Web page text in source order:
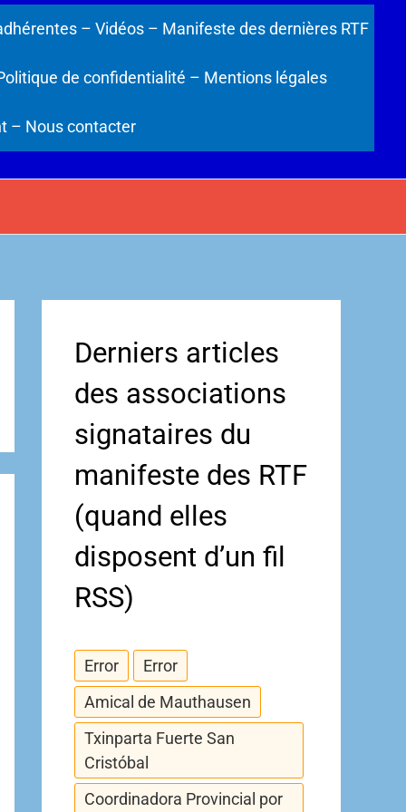
– Vidéos – Manifeste des dernières RTF
de confidentialité – Mentions légales
– Nous contacter
Derniers articles
des associations
signataires du
manifeste des RTF
(quand elles
disposent d’un fil
RSS)
Error
Error
Amical de Mauthausen
Txinparta Fuerte San
Cristóbal
Coordinadora Provincial por